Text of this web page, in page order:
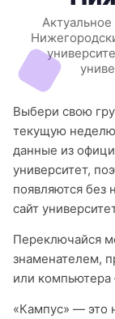
Актуальное
Выбери свою
текущую
данные из
университет,
появляются без
сайт
Переключайся
знаменателем,
или компьютера
«Кампус» — это